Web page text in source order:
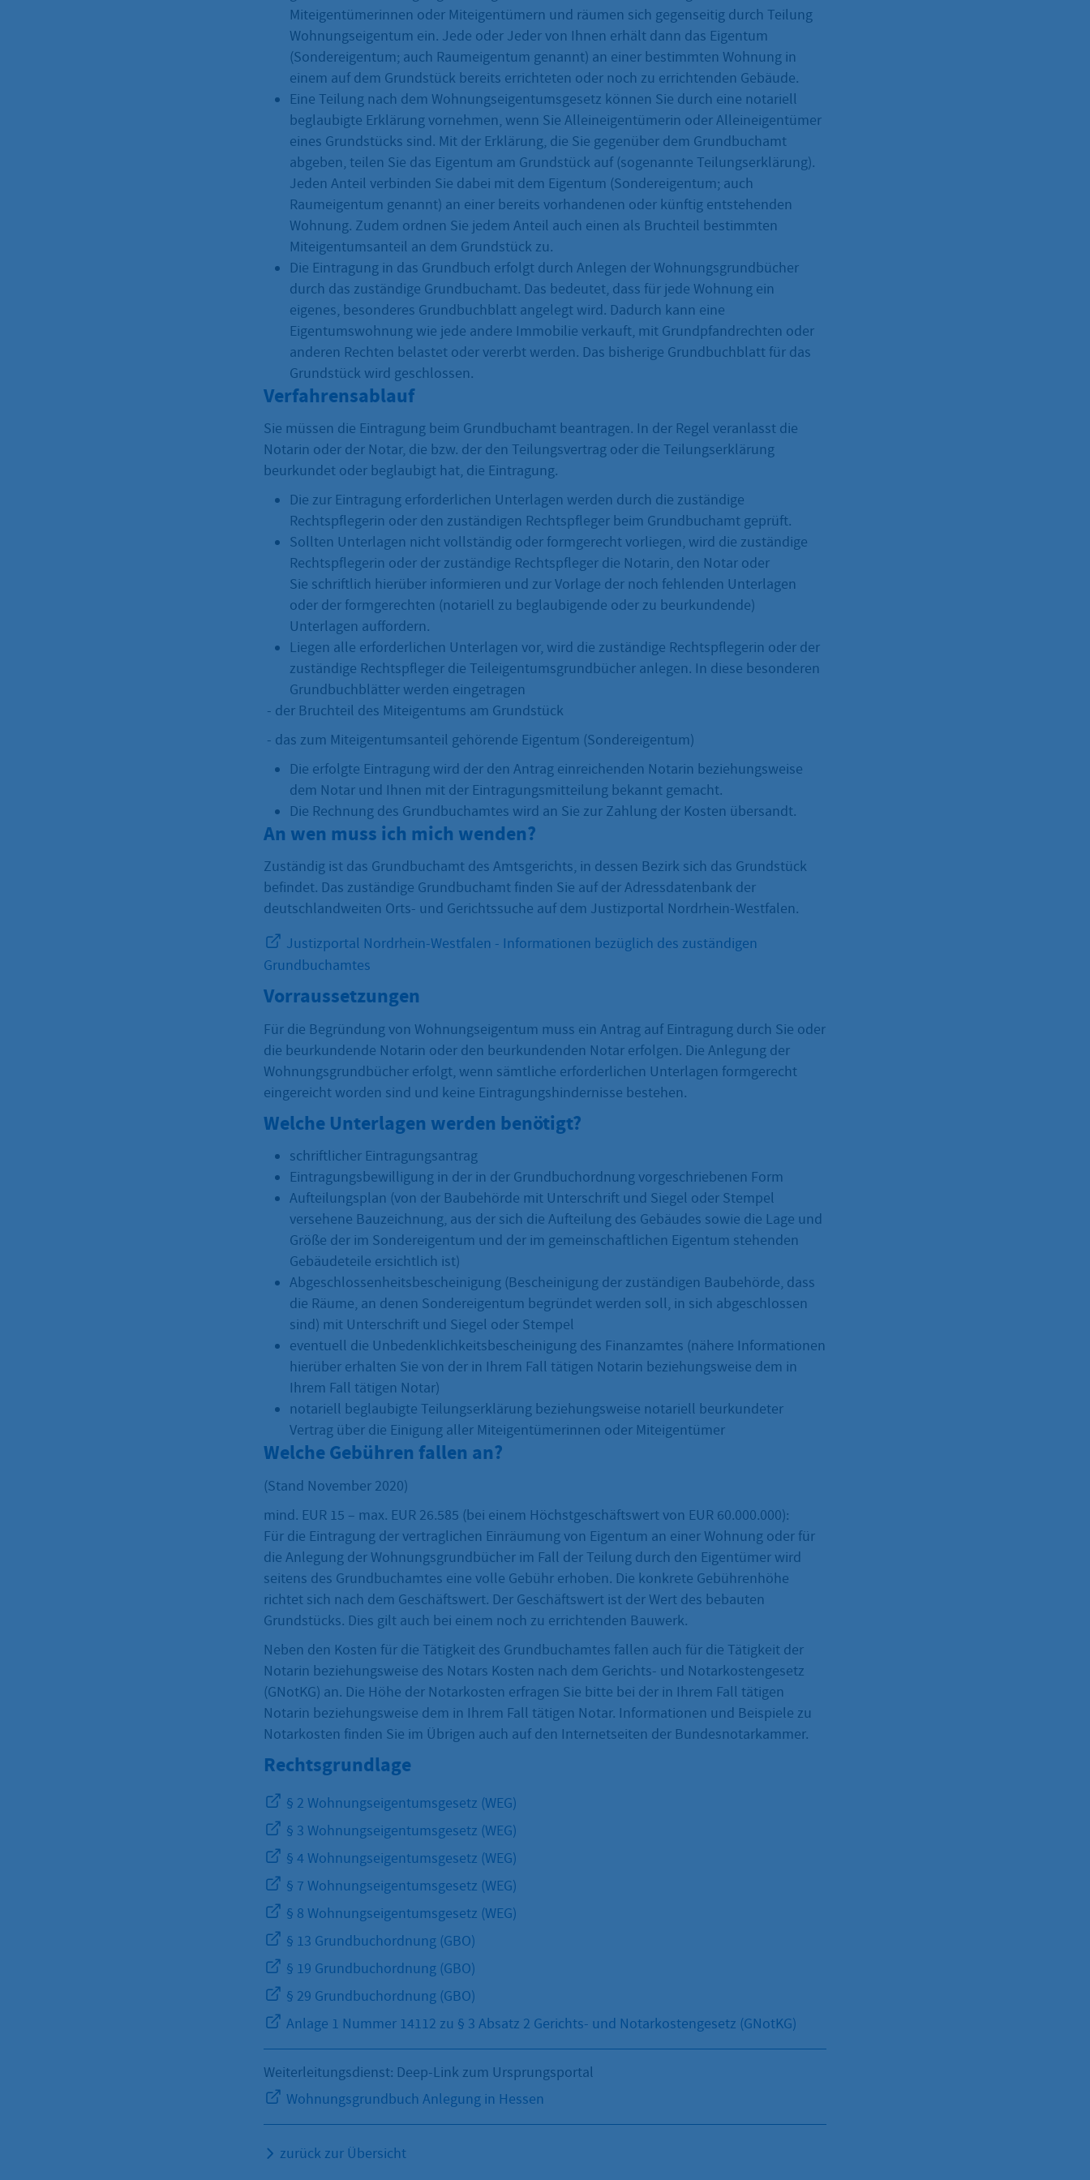
Miteigentümerinnen oder Miteigentümern und räumen sich gegenseitig durch Teilung
Wohnungseigentum ein. Jede oder Jeder von Ihnen erhält dann das Eigentum
(Sondereigentum; auch Raumeigentum genannt) an einer bestimmten Wohnung in
einem auf dem Grundstück bereits errichteten oder noch zu errichtenden Gebäude.
Eine Teilung nach dem Wohnungseigentumsgesetz können Sie durch eine notariell
beglaubigte Erklärung vornehmen, wenn Sie Alleineigentümerin oder Alleineigentümer
eines Grundstücks sind. Mit der Erklärung, die Sie gegenüber dem Grundbuchamt
abgeben, teilen Sie das Eigentum am Grundstück auf (sogenannte Teilungserklärung).
Jeden Anteil verbinden Sie dabei mit dem Eigentum (Sondereigentum; auch
Raumeigentum genannt) an einer bereits vorhandenen oder künftig entstehenden
Wohnung. Zudem ordnen Sie jedem Anteil auch einen als Bruchteil bestimmten
Miteigentumsanteil an dem Grundstück zu.
Die Eintragung in das Grundbuch erfolgt durch Anlegen der Wohnungsgrundbücher
durch das zuständige Grundbuchamt. Das bedeutet, dass für jede Wohnung ein
eigenes, besonderes Grundbuchblatt angelegt wird. Dadurch kann eine
Eigentumswohnung wie jede andere Immobilie verkauft, mit Grundpfandrechten oder
anderen Rechten belastet oder vererbt werden. Das bisherige Grundbuchblatt für das
Grundstück wird geschlossen.
Verfahrensablauf
Sie müssen die Eintragung beim Grundbuchamt beantragen. In der Regel veranlasst die
Notarin oder der Notar, die bzw. der den Teilungsvertrag oder die Teilungserklärung
beurkundet oder beglaubigt hat, die Eintragung.
Die zur Eintragung erforderlichen Unterlagen werden durch die zuständige
Rechtspflegerin oder den zuständigen Rechtspfleger beim Grundbuchamt geprüft.
Sollten Unterlagen nicht vollständig oder formgerecht vorliegen, wird die zuständige
Rechtspflegerin oder der zuständige Rechtspfleger die Notarin, den Notar oder
Sie schriftlich hierüber informieren und zur Vorlage der noch fehlenden Unterlagen
oder der formgerechten (notariell zu beglaubigende oder zu beurkundende)
Unterlagen auffordern.
Liegen alle erforderlichen Unterlagen vor, wird die zuständige Rechtspflegerin oder der
zuständige Rechtspfleger die Teileigentumsgrundbücher anlegen. In diese besonderen
Grundbuchblätter werden eingetragen
- der Bruchteil des Miteigentums am Grundstück
- das zum Miteigentumsanteil gehörende Eigentum (Sondereigentum)
Die erfolgte Eintragung wird der den Antrag einreichenden Notarin beziehungsweise
dem Notar und Ihnen mit der Eintragungsmitteilung bekannt gemacht.
Die Rechnung des Grundbuchamtes wird an Sie zur Zahlung der Kosten übersandt.
An wen muss ich mich wenden?
Zuständig ist das Grundbuchamt des Amtsgerichts, in dessen Bezirk sich das Grundstück
befindet. Das zuständige Grundbuchamt finden Sie auf der Adressdatenbank der
deutschlandweiten Orts- und Gerichtssuche auf dem Justizportal Nordrhein-Westfalen.
Justizportal Nordrhein-Westfalen - Informationen bezüglich des zuständigen
Grundbuchamtes
Vorraussetzungen
Für die Begründung von Wohnungseigentum muss ein Antrag auf Eintragung durch Sie oder
die beurkundende Notarin oder den beurkundenden Notar erfolgen. Die Anlegung der
Wohnungsgrundbücher erfolgt, wenn sämtliche erforderlichen Unterlagen formgerecht
eingereicht worden sind und keine Eintragungshindernisse bestehen.
Welche Unterlagen werden benötigt?
schriftlicher Eintragungsantrag
Eintragungsbewilligung in der in der Grundbuchordnung vorgeschriebenen Form
Aufteilungsplan (von der Baubehörde mit Unterschrift und Siegel oder Stempel
versehene Bauzeichnung, aus der sich die Aufteilung des Gebäudes sowie die Lage und
Größe der im Sondereigentum und der im gemeinschaftlichen Eigentum stehenden
Gebäudeteile ersichtlich ist)
Abgeschlossenheitsbescheinigung (Bescheinigung der zuständigen Baubehörde, dass
die Räume, an denen Sondereigentum begründet werden soll, in sich abgeschlossen
sind) mit Unterschrift und Siegel oder Stempel
eventuell die Unbedenklichkeitsbescheinigung des Finanzamtes (nähere Informationen
hierüber erhalten Sie von der in Ihrem Fall tätigen Notarin beziehungsweise dem in
Ihrem Fall tätigen Notar)
notariell beglaubigte Teilungserklärung beziehungsweise notariell beurkundeter
Vertrag über die Einigung aller Miteigentümerinnen oder Miteigentümer
Welche Gebühren fallen an?
(Stand November 2020)
mind. EUR 15 – max. EUR 26.585 (bei einem Höchstgeschäftswert von EUR 60.000.000):
Für die Eintragung der vertraglichen Einräumung von Eigentum an einer Wohnung oder für
die Anlegung der Wohnungsgrundbücher im Fall der Teilung durch den Eigentümer wird
seitens des Grundbuchamtes eine volle Gebühr erhoben. Die konkrete Gebührenhöhe
richtet sich nach dem Geschäftswert. Der Geschäftswert ist der Wert des bebauten
Grundstücks. Dies gilt auch bei einem noch zu errichtenden Bauwerk.
Neben den Kosten für die Tätigkeit des Grundbuchamtes fallen auch für die Tätigkeit der
Notarin beziehungsweise des Notars Kosten nach dem Gerichts- und Notarkostengesetz
(GNotKG) an. Die Höhe der Notarkosten erfragen Sie bitte bei der in Ihrem Fall tätigen
Notarin beziehungsweise dem in Ihrem Fall tätigen Notar. Informationen und Beispiele zu
Notarkosten finden Sie im Übrigen auch auf den Internetseiten der Bundesnotarkammer.
Rechtsgrundlage
§ 2 Wohnungseigentumsgesetz (WEG)
§ 3 Wohnungseigentumsgesetz (WEG)
§ 4 Wohnungseigentumsgesetz (WEG)
§ 7 Wohnungseigentumsgesetz (WEG)
§ 8 Wohnungseigentumsgesetz (WEG)
§ 13 Grundbuchordnung (GBO)
§ 19 Grundbuchordnung (GBO)
§ 29 Grundbuchordnung (GBO)
Anlage 1 Nummer 14112 zu § 3 Absatz 2 Gerichts- und Notarkostengesetz (GNotKG)
Weiterleitungsdienst: Deep-Link zum Ursprungsportal
Wohnungsgrundbuch Anlegung in Hessen
zurück zur Übersicht